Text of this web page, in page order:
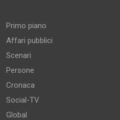
Primo piano
Affari pubblici
Scenari
Persone
Cronaca
Social-TV
Global